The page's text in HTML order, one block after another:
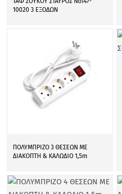
10020 3 ΕΞΟΔΩΝ
ΠΟΛΥΜΠΡΙΖΟ 3 ΘΕΣΕΩΝ ΜΕ
ΔΙΑΚΟΠΤΗ & ΚΑΛΩΔΙΟ 1,5m